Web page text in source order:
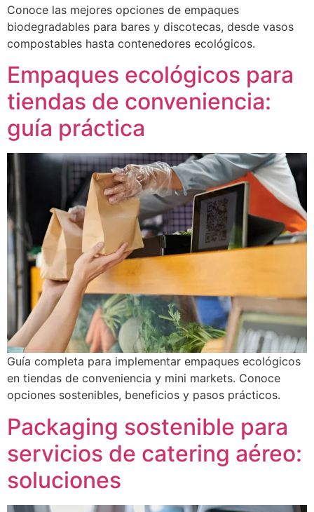
Conoce las mejores opciones de empaques
biodegradables para bares y discotecas, desde vasos
compostables hasta contenedores ecológicos.
Empaques ecológicos para
tiendas de conveniencia:
guía práctica
Guía completa para implementar empaques ecológicos
en tiendas de conveniencia y mini markets. Conoce
opciones sostenibles, beneficios y pasos prácticos.
Packaging sostenible para
servicios de catering aéreo:
soluciones